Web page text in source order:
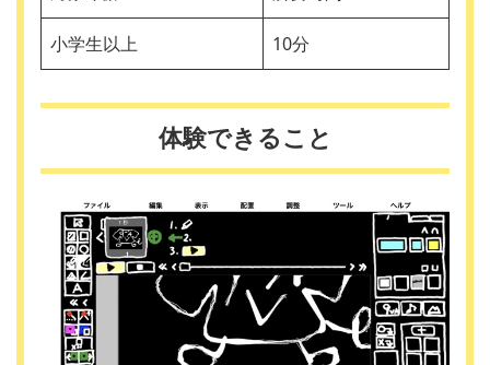
小学生以上 10分
体験できること